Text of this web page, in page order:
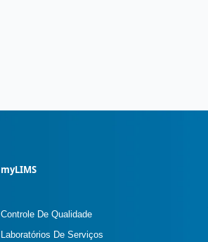
myLIMS
Controle De Qualidade
Laboratórios De Serviços